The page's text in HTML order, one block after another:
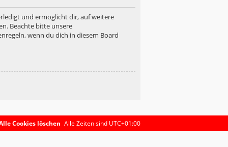
und ermöglicht dir, auf weitere
Beachte bitte unsere
wenn du dich in diesem Board
Alle Zeiten sind UTC+01:00
Cookies löschen